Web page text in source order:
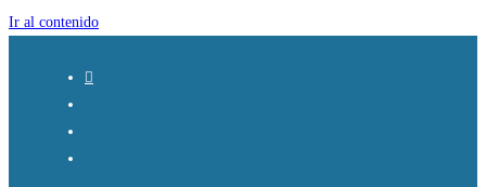
Ir al contenido